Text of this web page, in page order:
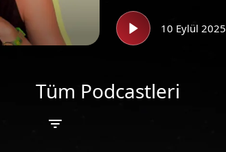
10 Eylül 2025
Tüm Podcastleri